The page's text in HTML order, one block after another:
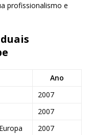
profissionalismo e
Ano
2007
2007
2007